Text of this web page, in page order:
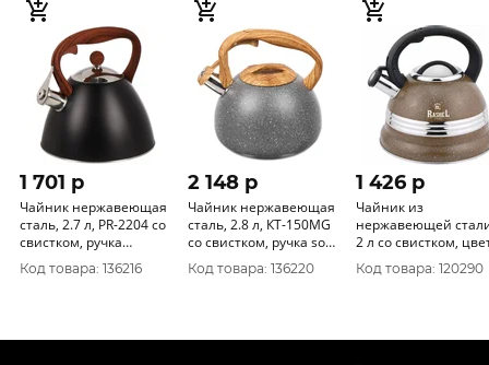
1 701 p
Чайник нержавеющая
сталь, 2.7 л, PR-2204 со
свистком, ручка
бакелитовая, с
силикон покрытием,
Код товара: 136216
2 148 p
Чайник нержавеющая
сталь, 2.8 л, КТ-150MG
со свистком, ручка soft
touch, Катунь, Гранит,
индукция
Код товара: 136220
1 426 p
Чайник из
нержавеющей
2 л со свистком,
коричневый М-7905
Код товара: 120290